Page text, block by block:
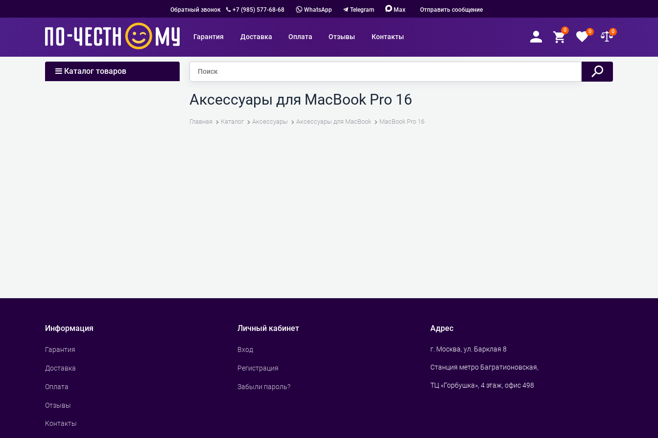
Обратный звонок +7 (985) 577-68-68 WhatsApp Telegram Max Отправить сообщение
Гарантия Доставка Оплата Отзывы Контакты
0 0 0
Каталог товаров
Аксессуары для MacBook Pro 16
Главная Каталог Аксессуары Аксессуары для MacBook MacBook Pro 16
Информация
Гарантия
Доставка
Оплата
Отзывы
Контакты
Личный кабинет
Вход
Регистрация
Забыли пароль?
Адрес
г. Москва, ул. Барклая 8
Станция метро Багратионовская,
ТЦ «Горбушка», 4 этаж, офис 498